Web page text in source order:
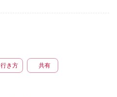
行き方 共有